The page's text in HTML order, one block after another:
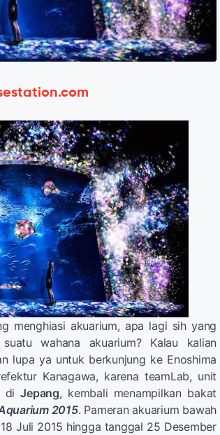
menghiasi akuarium, apa lagi sih yang
wahana akuarium? Kalau kalian
lupa ya untuk berkunjung ke Enoshima
Kanagawa, karena teamLab, unit
diJepang, kembali menampilkan bakat
2015. Pameran akuarium bawah
Juli 2015 hingga tanggal 25 Desember